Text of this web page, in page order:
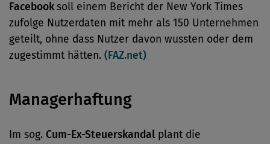
Facebooksoll einem Bericht der New York Times
zufolge Nutzerdaten mit mehr als 150 Unternehmen
geteilt, ohne dass Nutzer davon wussten oder dem
zugestimmt hätten. (FAZ.net)
Managerhaftung
Im sog. Cum-Ex-Steuerskandal plant die